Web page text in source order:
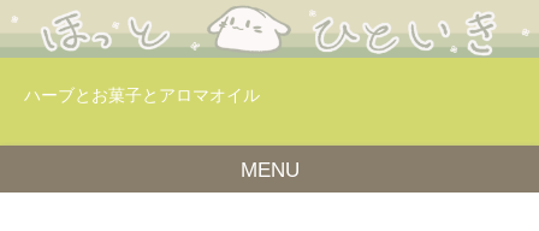
ハーブとお菓子とアロマオイル
MENU